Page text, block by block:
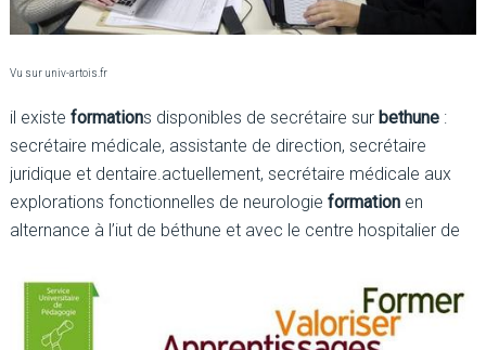
Vu sur univ-artois.fr
il existe formations disponibles de secrétaire sur bethune:
secrétaire médicale, assistante de direction, secrétaire
juridique et dentaire.actuellement, secrétaire médicale aux
explorations fonctionnelles de neurologie formationen
alternance à l’iut de béthune et avec le centre hospitalier de